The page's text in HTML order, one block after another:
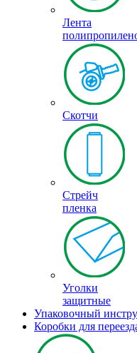
Лента
Скотчи
Стрейч
пленка
Уголки
защитные
Упаковочный
Коробки для